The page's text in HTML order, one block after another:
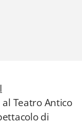
Teatro Antico
di